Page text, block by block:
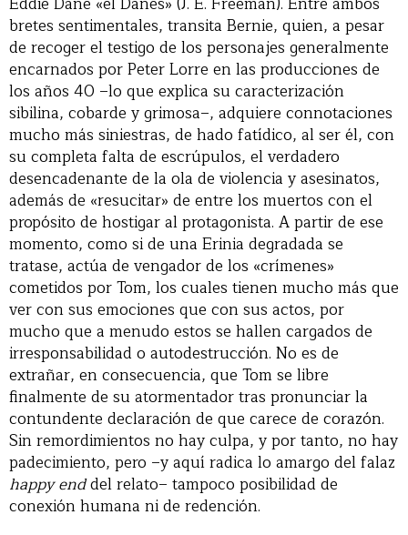
bretes sentimentales, transita Bernie, quien, a pesar
de recoger el testigo de los personajes generalmente
encarnados por Peter Lorre en las producciones de
los años 40 –lo que explica su caracterización
sibilina, cobarde y grimosa–, adquiere connotaciones
mucho más siniestras, de hado fatídico, al ser él, con
su completa falta de escrúpulos, el verdadero
desencadenante de la ola de violencia y asesinatos,
además de «resucitar» de entre los muertos con el
propósito de hostigar al protagonista. A partir de ese
momento, como si de una Erinia degradada se
tratase, actúa de vengador de los «crímenes»
cometidos por Tom, los cuales tienen mucho más que
ver con sus emociones que con sus actos, por
mucho que a menudo estos se hallen cargados de
irresponsabilidad o autodestrucción. No es de
extrañar, en consecuencia, que Tom se libre
finalmente de su atormentador tras pronunciar la
contundente declaración de que carece de corazón.
Sin remordimientos no hay culpa, y por tanto, no hay
padecimiento, pero –y aquí radica lo amargo del falaz
happy enddel relato– tampoco posibilidad de
conexión humana ni de redención.